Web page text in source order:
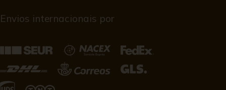
Envios internacionais por